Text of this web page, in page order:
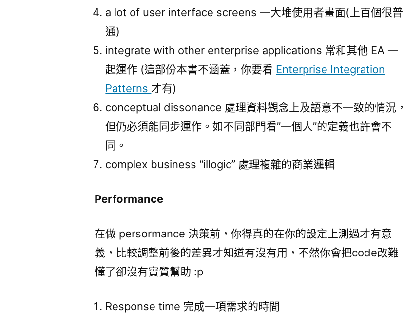
a lot of user interface screens 一大堆使用者畫面(上百個很普
通)
integrate with other enterprise applications 常和其他 EA 一
起運作 (這部份本書不涵蓋，你要看 Enterprise Integration
Patterns 才有)
conceptual dissonance 處理資料觀念上及語意不一致的情況，
但仍必須能同步運作。如不同部門看”一個人”的定義也許會不
同。
complex business “illogic” 處理複雜的商業邏輯
Performance
在做 persormance 決策前，你得真的在你的設定上測過才有意
義，比較調整前後的差異才知道有沒有用，不然你會把code改難
懂了卻沒有實質幫助 :p
Response time 完成一項需求的時間